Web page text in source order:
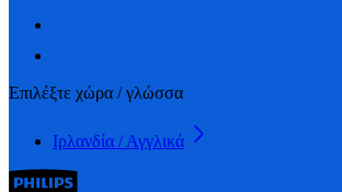
Επιλέξτε χώρα / γλώσσα
Ιρλανδία / Αγγλικά